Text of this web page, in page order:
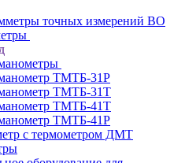
точных измерений ВО
ТМТБ-31Р
ТМТБ-31Т
ТМТБ-41Т
ТМТБ-41Р
с термометром ДМТ